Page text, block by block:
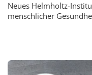
Neues Helmholtz-
menschlicher